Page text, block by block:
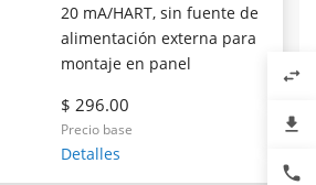
20 mA/HART, sin fuente de
alimentación externa para
montaje en panel
$ 296.00
Precio base
Detalles
swap_horiz
file_download
phone